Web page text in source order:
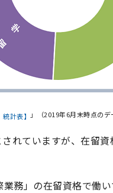
統計表】」（2019年6月末時点のデ
れていますが、在留
務」の在留資格で働い